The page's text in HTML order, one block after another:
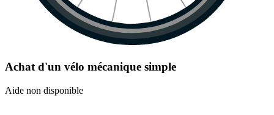
Achat d'un vélo mécanique simple
Aide non disponible